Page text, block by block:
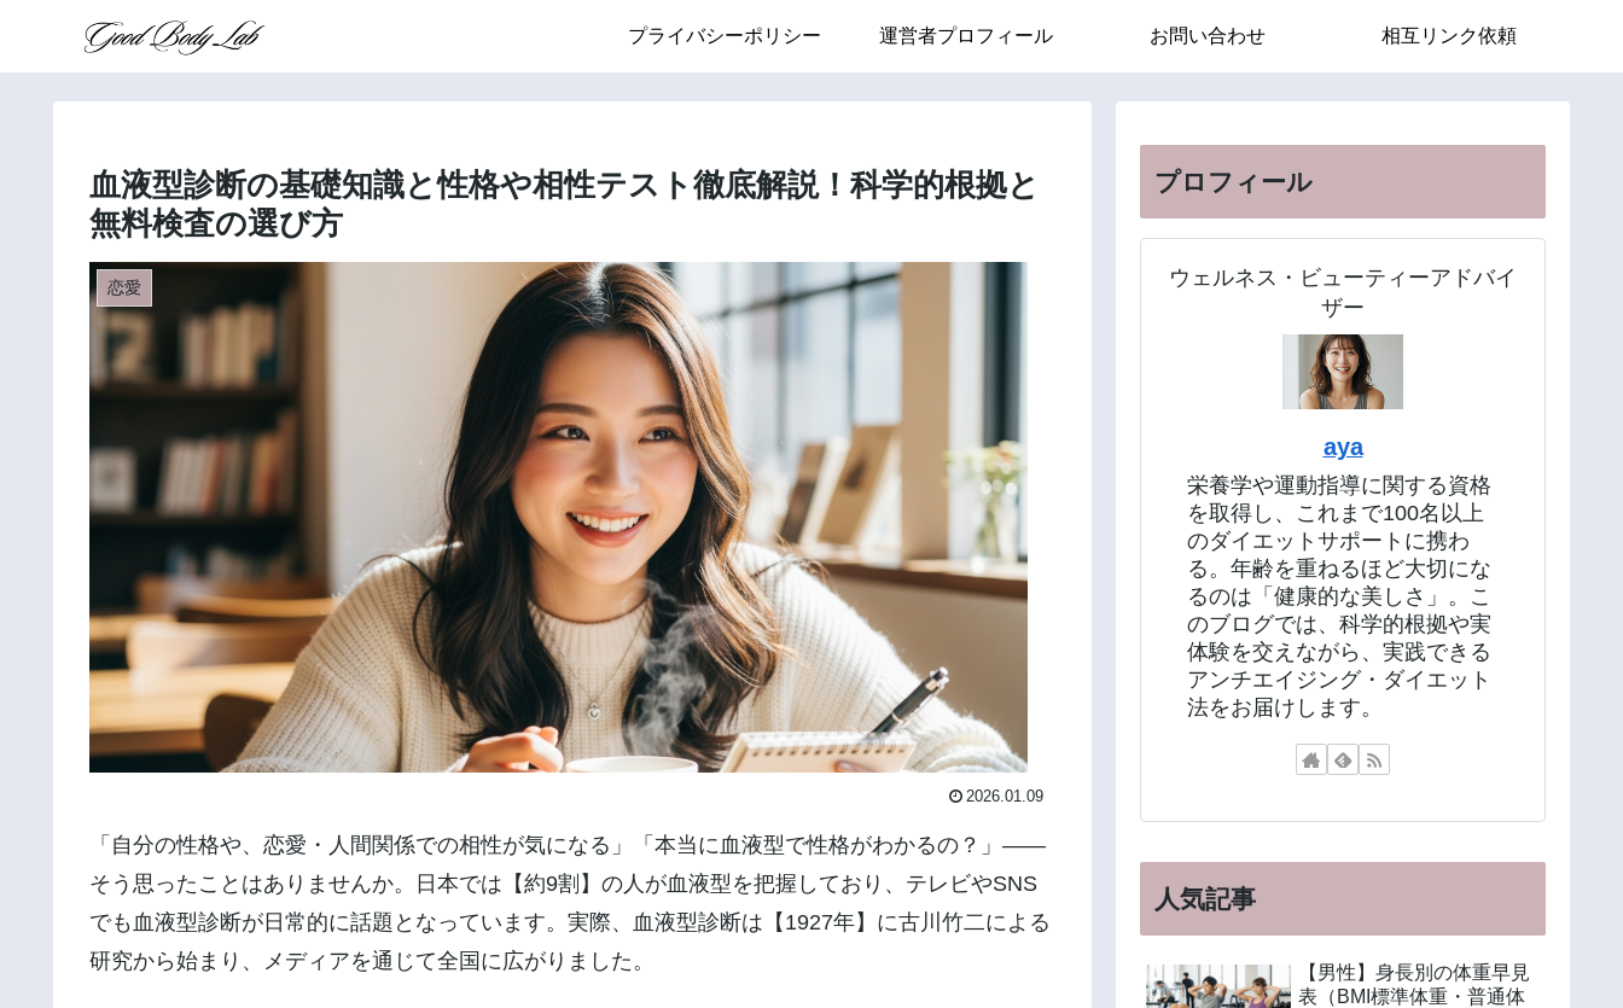
プライバシーポリシー 運営者プロフィール お問い合わせ 相互リンク依頼
血液型診断の基礎知識と性格や相性テスト徹底解説！科学的根拠と
無料検査の選び方
恋愛
2026.01.09
「自分の性格や、恋愛・人間関係での相性が気になる」「本当に血液型で性格がわかるの？」——
そう思ったことはありませんか。日本では【約9割】の人が血液型を把握しており、テレビやSNS
でも血液型診断が日常的に話題となっています。実際、血液型診断は【1927年】に古川竹二による
研究から始まり、メディアを通じて全国に広がりました。
プロフィール
ウェルネス・ビューティーアドバイ
ザー
aya
栄養学や運動指導に関する資格
を取得し、これまで100名以上
のダイエットサポートに携わ
る。年齢を重ねるほど大切にな
るのは「健康的な美しさ」。こ
のブログでは、科学的根拠や実
体験を交えながら、実践できる
アンチエイジング・ダイエット
法をお届けします。
人気記事
【男性】身長別の体重早見
表（BMI標準体重・普通体